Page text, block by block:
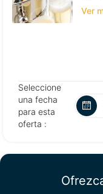
Ver
Seleccione
una fecha
para esta
oferta :